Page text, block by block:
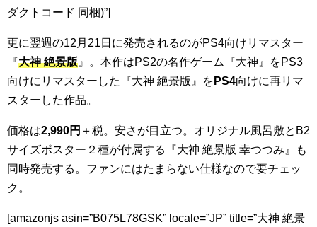
ダクトコード 同梱)”]
更に翌週の12月21日に発売されるのがPS4向けリマスター
『大神 絶景版 』。本作はPS2の名作ゲーム『大神』をPS3
向けにリマスターした『大神 絶景版』を PS4向けに再リマ
スターした作品。
価格は2,990円 ＋税。安さが目立つ。オリジナル風呂敷とB2
サイズポスター２種が付属する『大神 絶景版 幸つつみ』も
同時発売する。ファンにはたまらない仕様なので要チェッ
ク。
[amazonjs asin=”B075L78GSK” locale=”JP” title=”大神 絶景